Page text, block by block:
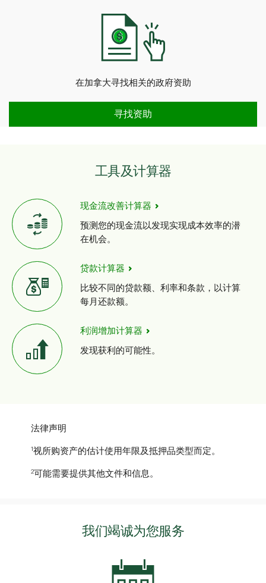
在加拿大寻找相关的政府资助
资助
寻找资助
工具及计算器
现金流改善计算器
预测您的现金流以发现实现成本效率的潜
在机会。
贷款计算器
比较不同的贷款额、利率和条款，以计算
每月还款额。
利润增加计算器
发现获利的可能性。
法律声明
1视所购资产的估计使用年限及抵押品类型而定。
2可能需要提供其他文件和信息。
我们竭诚为您服务